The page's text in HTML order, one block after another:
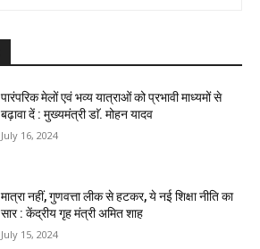
पारंपरिक मेलों एवं भव्य यात्राओं को प्रभावी माध्यमों से
बढ़ावा दें : मुख्यमंत्री डाॅ. मोहन यादव
July 16, 2024
मात्रा नहीं, गुणवत्ता लीक से हटकर, ये नई शिक्षा नीति का
सार : केंद्रीय गृह मंत्री अमित शाह
July 15, 2024